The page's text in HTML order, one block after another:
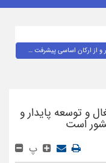
اساسی پیشرفت اقتصادی کشور است
و توسعه پایدار و
است
پ